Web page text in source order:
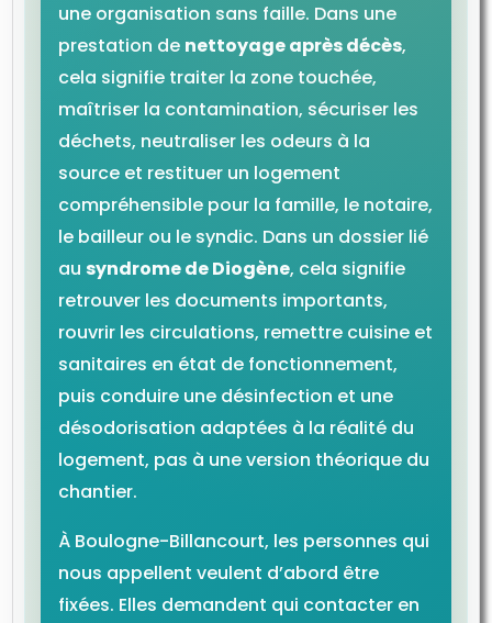
une organisation sans faille. Dans une
prestation de nettoyage après décès,
cela signifie traiter la zone touchée,
maîtriser la contamination, sécuriser les
déchets, neutraliser les odeurs à la
source et restituer un logement
compréhensible pour la famille, le notaire,
le bailleur ou le syndic. Dans un dossier lié
ausyndrome de Diogène, cela signifie
retrouver les documents importants,
rouvrir les circulations, remettre cuisine et
sanitaires en état de fonctionnement,
puis conduire une désinfection et une
désodorisation adaptées à la réalité du
logement, pas à une version théorique du
chantier.
À Boulogne-Billancourt, les personnes qui
nous appellent veulent d’abord être
fixées. Elles demandent qui contacter en